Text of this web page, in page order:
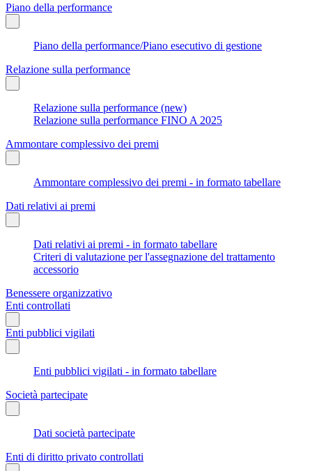
Piano della performance
Piano della performance/Piano esecutivo di gestione
Relazione sulla performance
Relazione sulla performance (new)
Relazione sulla performance FINO A 2025
Ammontare complessivo dei premi
Ammontare complessivo dei premi - in formato tabellare
Dati relativi ai premi
Dati relativi ai premi - in formato tabellare
Criteri di valutazione per l'assegnazione del trattamento
accessorio
Benessere organizzativo
Enti controllati
Enti pubblici vigilati
Enti pubblici vigilati - in formato tabellare
Società partecipate
Dati società partecipate
Enti di diritto privato controllati